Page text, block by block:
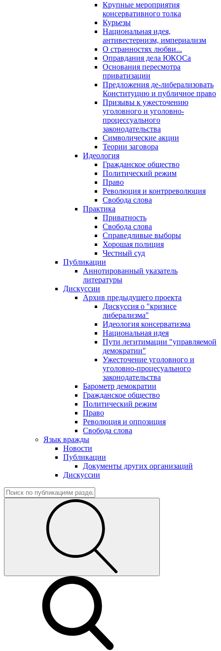
Крупные мероприятия
консервативного толка
Курьезы
Национальная идея,
антивестернизм, империализм
О странностях любви...
Оправдания дела ЮКОСа
Основания пересмотра
приватизации
Предложения де-либерализовать
Конституцию и публичное право
Призывы к ужесточению
уголовного и уголовно-
процессуального
законодательства
Символические акции
Теории заговора
Идеология
Гражданское общество
Политический режим
Право
Революция и контрреволюция
Свобода слова
Практика
Приватность
Свобода слова
Справедливые выборы
Хорошая полиция
Честный суд
Публикации
Аннотированный указатель
литературы
Дискуссии
Архив предыдущего проекта
Дискуссия о "кризисе
либерализма"
Идеология консерватизма
Национальная идея
Пути легитимации "управляемой
демократии"
Ужесточение уголовного и
уголовно-процесуального
законодательства
Барометр демократии
Гражданское общество
Политический режим
Право
Революция и оппозиция
Свобода слова
Язык вражды
Новости
Публикации
Документы других организаций
Дискуссии